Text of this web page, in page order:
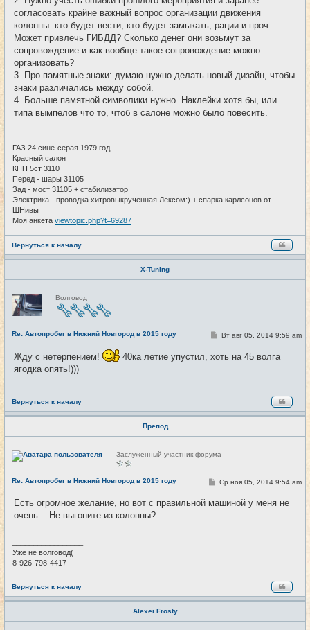
согласовать крайне важный вопрос организации движения
колонны: кто будет вести, кто будет замыкать, рации и проч.
Может привлечь ГИБДД? Сколько денег они возьмут за
сопровождение и как вообще такое сопровождение можно
организовать?
3. Про памятные знаки: думаю нужно делать новый дизайн, чтобы
знаки различались между собой.
4. Больше памятной символики нужно. Наклейки хотя бы, или
типа вымпелов что то, чтоб в салоне можно было повесить.
ГАЗ 24 сине-серая 1979 год
Красный салон
КПП 5ст 3110
Перед - шары 31105
Зад - мост 31105 + стабилизатор
Электрика - проводка хитровыкрученная Лексом:) + спарка карлсонов от
ШНивы
Моя анкета viewtopic.php?t=69287
Вернуться к началу
X-Tuning
Н
е
в
с
е
т
и
Волговод
Re: Автопробег в Нижний Новгород в 2015 году #9
С
о
б
и
Вт авг 05, 2014 9:59 am
Жду с нетерпением!
40ка летие упустил, хоть на 45 волга
ягодка опять!)))
Вернуться к началу
Препод
Н
е
е
т
и
Заслуженный участник форума
Re: Автопробег в Нижний Новгород в 2015 году #10
С
о
б
Ср ноя 05, 2014 9:54 am
Есть огромное желание, но вот с правильной машиной у меня не
очень... Не выгоните из колонны?
Уже не волговод(
8-926-798-4417
Вернуться к началу
Alexei Frosty